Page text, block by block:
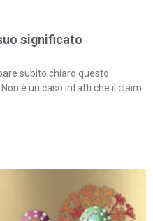
significato
subito chiaro questo
è un caso infatti che il claim